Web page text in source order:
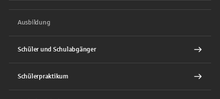
Ausbildung
Schüler und Schulabgänger
Schülerpraktikum